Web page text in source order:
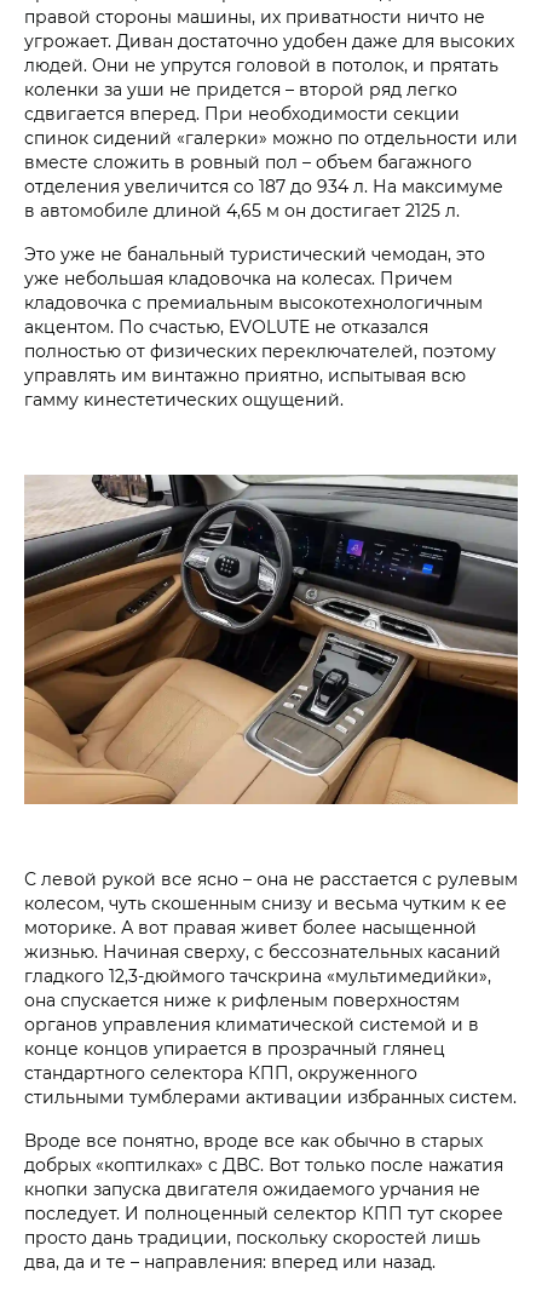
правой стороны машины, их приватности ничто не
угрожает. Диван достаточно удобен даже для высоких
людей. Они не упрутся головой в потолок, и прятать
коленки за уши не придется – второй ряд легко
сдвигается вперед. При необходимости секции
спинок сидений «галерки» можно по отдельности или
вместе сложить в ровный пол – объем багажного
отделения увеличится со 187 до 934 л. На максимуме
в автомобиле длиной 4,65 м он достигает 2125 л.
Это уже не банальный туристический чемодан, это
уже небольшая кладовочка на колесах. Причем
кладовочка с премиальным высокотехнологичным
акцентом. По счастью, EVOLUTE не отказался
полностью от физических переключателей, поэтому
управлять им винтажно приятно, испытывая всю
гамму кинестетических ощущений.
С левой рукой все ясно – она не расстается с рулевым
колесом, чуть скошенным снизу и весьма чутким к ее
моторике. А вот правая живет более насыщенной
жизнью. Начиная сверху, с бессознательных касаний
гладкого 12,3-дюймого тачскрина «мультимедийки»,
она спускается ниже к рифленым поверхностям
органов управления климатической системой и в
конце концов упирается в прозрачный глянец
стандартного селектора КПП, окруженного
стильными тумблерами активации избранных систем.
Вроде все понятно, вроде все как обычно в старых
добрых «коптилках» с ДВС. Вот только после нажатия
кнопки запуска двигателя ожидаемого урчания не
последует. И полноценный селектор КПП тут скорее
просто дань традиции, поскольку скоростей лишь
два, да и те – направления: вперед или назад.